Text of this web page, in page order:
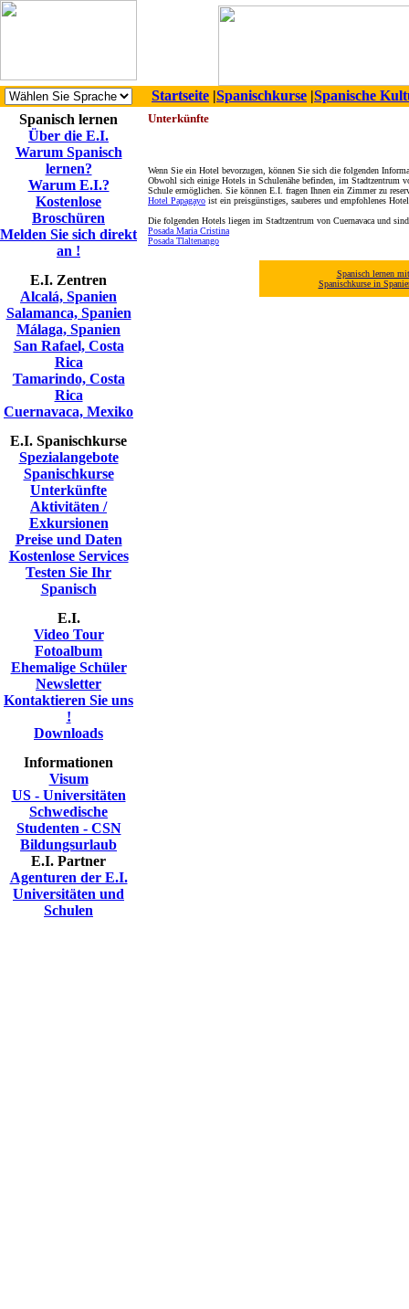
Startseite |Spanischkurse |Spanische
Spanisch lernen
Über die E.I.
Warum Spanisch
lernen?
Warum E.I.?
Kostenlose
Broschüren
Melden Sie sich direkt
an !
E.I. Zentren
Alcalá, Spanien
Salamanca, Spanien
Málaga, Spanien
San Rafael, Costa
Rica
Tamarindo, Costa
Rica
Cuernavaca, Mexiko
E.I. Spanischkurse
Spezialangebote
Spanischkurse
Unterkünfte
Aktivitäten /
Exkursionen
Preise und Daten
Kostenlose Services
Testen Sie Ihr
Spanisch
E.I.
Video Tour
Fotoalbum
Ehemalige Schüler
Newsletter
Kontaktieren Sie uns
!
Downloads
Informationen
Visum
US - Universitäten
Schwedische
Studenten - CSN
Bildungsurlaub
E.I. Partner
Agenturen der E.I.
Universitäten und
Schulen
Unterkünfte
Wenn Sie ein Hotel bevorzugen, können Sie sich die folgenden
Obwohl sich einige Hotels in Schulenähe befinden, im Stadtzentrum
Schule ermöglichen. Sie können E.I. fragen Ihnen ein Zimmer zu
Hotel Papagayo ist ein preisgünstiges, sauberes und empfohlenes
Die folgenden Hotels liegen im Stadtzentrum von Cuernavaca und
Posada Maria Cristina
Posada Tlaltenango
Spanisch lernen
Spanischkurse in